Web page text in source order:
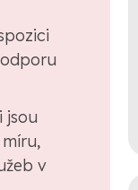
jsou
v